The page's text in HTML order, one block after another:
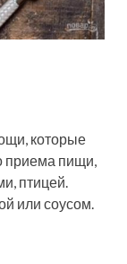
которые
приема пищи,
птицей.
или соусом.